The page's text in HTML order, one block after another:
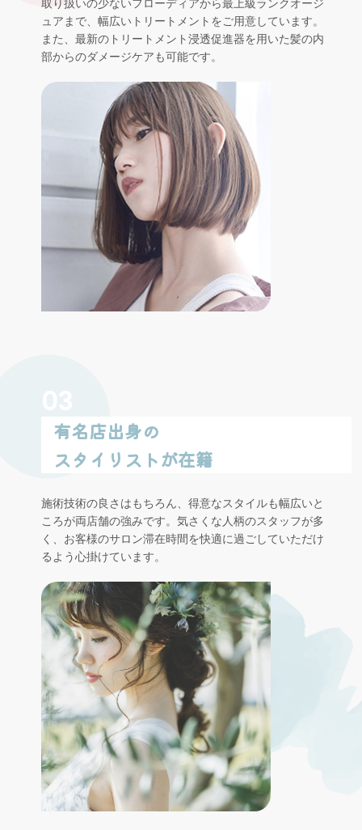
取り扱いの少ないフローディアから最上級ランクオージ
ュアまで、幅広いトリートメントをご用意しています。
また、最新のトリートメント浸透促進器を用いた髪の内
部からのダメージケアも可能です。
有名店出身の
スタイリストが在籍
施術技術の良さはもちろん、得意なスタイルも幅広いと
ころが両店舗の強みです。気さくな人柄のスタッフが多
く、お客様のサロン滞在時間を快適に過ごしていただけ
るよう心掛けています。